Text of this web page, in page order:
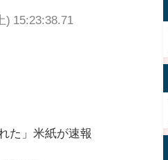
) 15:23:38.71
た」米紙が速報